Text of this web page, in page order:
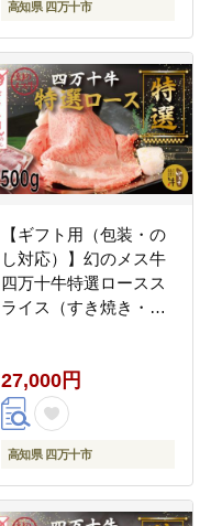
高知県 四万十市
【ギフト用（包装・の
し対応）】幻のメス牛
四万十牛特選ロースス
ライス（すき焼き・し
27,000円
高知県 四万十市